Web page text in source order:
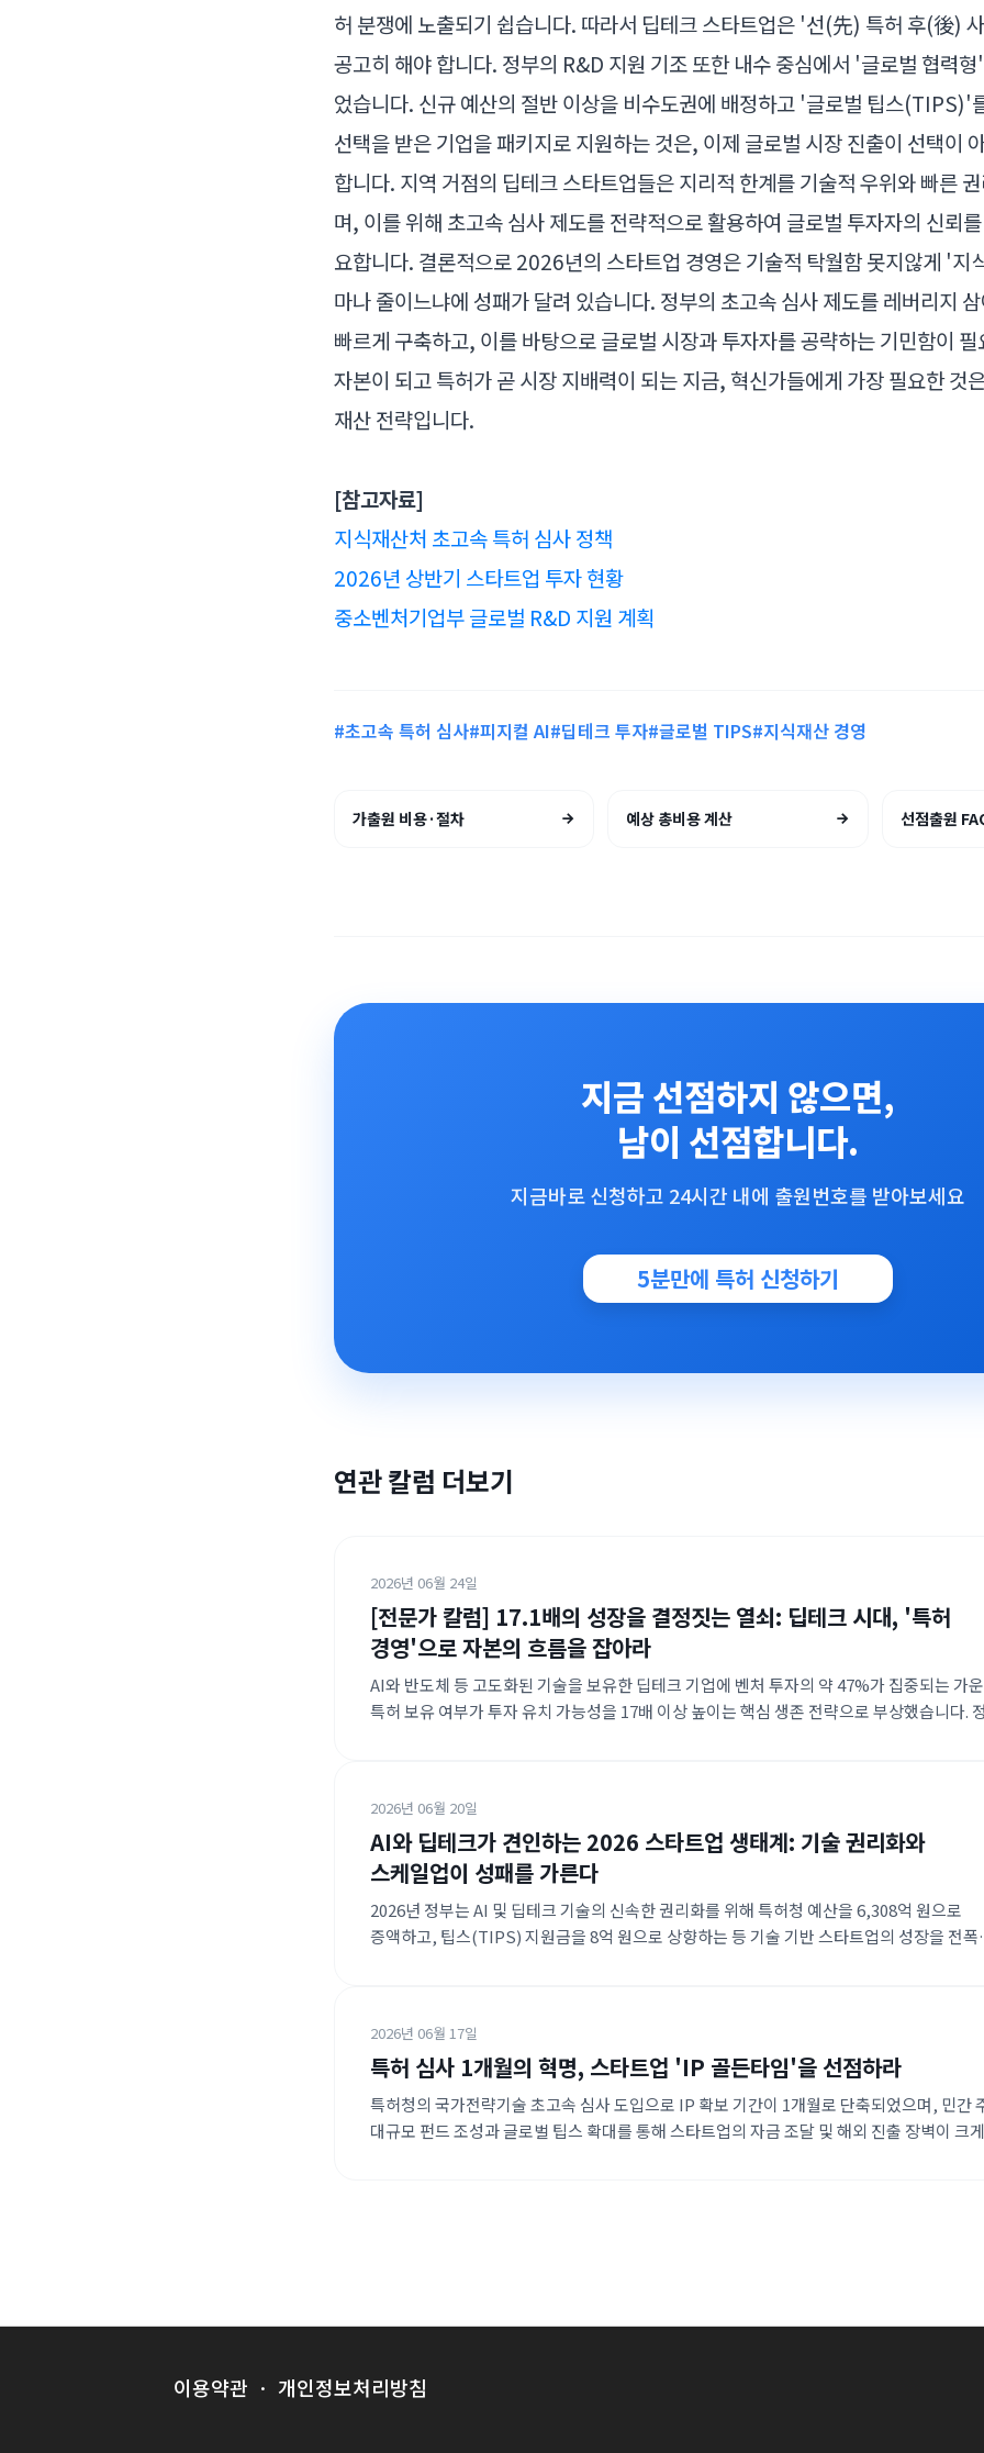
허 분쟁에 노출되기 쉽습니다. 따라서 딥테크 스타트업은 '선(先) 특허 후(後)
공고히 해야 합니다. 정부의 R&D 지원 기조 또한 내수 중심에서 '글로벌 협력
었습니다. 신규 예산의 절반 이상을 비수도권에 배정하고 '글로벌 팁스(TIPS)'
선택을 받은 기업을 패키지로 지원하는 것은, 이제 글로벌 시장 진출이 선택이
합니다. 지역 거점의 딥테크 스타트업들은 지리적 한계를 기술적 우위와 빠른
며, 이를 위해 초고속 심사 제도를 전략적으로 활용하여 글로벌 투자자의 신뢰
요합니다. 결론적으로 2026년의 스타트업 경영은 기술적 탁월함 못지않게 '지
마나 줄이느냐에 성패가 달려 있습니다. 정부의 초고속 심사 제도를 레버리지
빠르게 구축하고, 이를 바탕으로 글로벌 시장과 투자자를 공략하는 기민함이
자본이 되고 특허가 곧 시장 지배력이 되는 지금, 혁신가들에게 가장 필요한 것
재산 전략입니다.
[참고자료]
지식재산처 초고속 특허 심사 정책
2026년 상반기 스타트업 투자 현황
중소벤처기업부 글로벌 R&D 지원 계획
#초고속 특허 심사#피지컬 AI#딥테크 투자#글로벌 TIPS#지식재산 경영
가출원 비용·절차 예상 총비용 계산 선점출원
지금 선점하지 않으면,
남이 선점합니다.
지금바로 신청하고 24시간 내에 출원번호를 받아보세요
5분만에 특허 신청하기
연관 칼럼 더보기
2026년 06월 24일
[전문가 칼럼] 17.1배의 성장을 결정짓는 열쇠: 딥테크 시대, '특허
경영'으로 자본의 흐름을 잡아라
AI와 반도체 등 고도화된 기술을 보유한 딥테크 기업에 벤처 투자의 약 47%가 집중되는 가
특허 보유 여부가 투자 유치 가능성을 17배 이상 높이는 핵심 생존 전략으로 부상했습니다.
2026년 06월 20일
AI와 딥테크가 견인하는 2026 스타트업 생태계: 기술 권리화와
스케일업이 성패를 가른다
2026년 정부는 AI 및 딥테크 기술의 신속한 권리화를 위해 특허청 예산을 6,308억 원으로
증액하고, 팁스(TIPS) 지원금을 8억 원으로 상향하는 등 기술 기반 스타트업의 성장을 전폭
2026년 06월 17일
특허 심사 1개월의 혁명, 스타트업 'IP 골든타임'을 선점하라
특허청의 국가전략기술 초고속 심사 도입으로 IP 확보 기간이 1개월로 단축되었으며, 민간
대규모 펀드 조성과 글로벌 팁스 확대를 통해 스타트업의 자금 조달 및 해외 진출 장벽이 크게
이용약관 · 개인정보처리방침